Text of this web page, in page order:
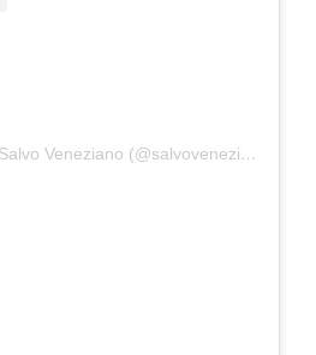
Un post condiviso da Salvo Veneziano (@salvovenezianoofficial)